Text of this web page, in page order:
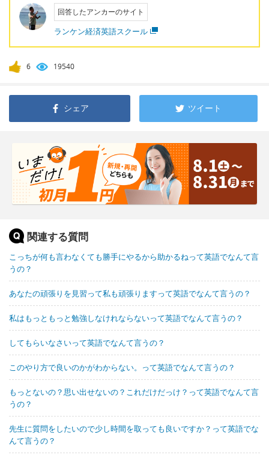
回答したアンカーのサイト
ランケン経済英語スクール
6 19540
シェア ツイート
関連する質問
こっちが何も言わなくても勝手にやるから助かるねって英語でなんて言
うの？
あなたの頑張りを見習って私も頑張りますって英語でなんて言うの？
私はもっともっと勉強しなけれならないって英語でなんて言うの？
してもらいなさいって英語でなんて言うの？
このやり方で良いのかがわからない。って英語でなんて言うの？
もっとないの？思い出せないの？これだけだっけ？って英語でなんて言
うの？
先生に質問をしたいので少し時間を取っても良いですか？って英語でな
んて言うの？